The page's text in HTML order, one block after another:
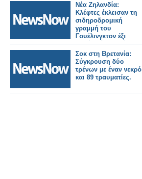
Νέα Ζηλανδία:
Κλέφτες έκλεισαν τη
σιδηροδρομική
γραμμή του
Γουέλινγκτον έξι
φορές μέσα σε έναν
μήνα.
Σοκ στη Βρετανία:
Σύγκρουση δύο
τρένων με έναν νεκρό
και 89 τραυματίες.